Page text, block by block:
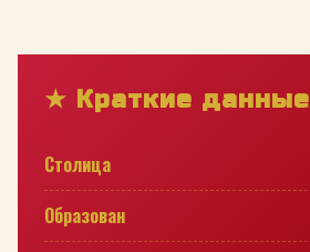
★ Краткие данные
Столица
Образован